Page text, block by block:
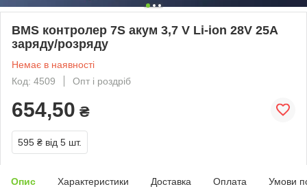
BMS контролер 7S акум 3,7 V Li-ion 28V 25A
заряду/розряду
Немає в наявності
Код: 4509
Опт і роздріб
654,50 ₴
595 ₴ від 5 шт.
Опис Характеристики Доставка Оплата Умови